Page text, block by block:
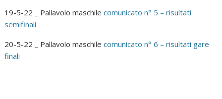
19-5-22 _ Pallavolo maschilecomunicato n° 5 – risultati
semifinali
20-5-22 _ Pallavolo maschilecomunicato n° 6 – risultati gare
finali